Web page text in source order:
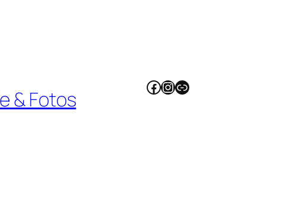
& Fotos Facebook
Instagram
Link